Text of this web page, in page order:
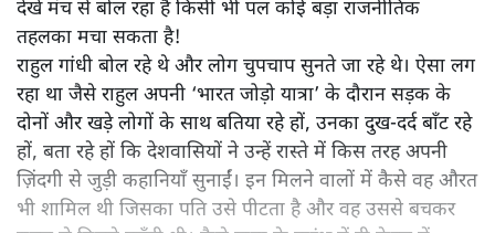
कांग्रेस के किसी भी अखिल भारतीय अधिवेशन के किसी एक सत्र
में इस तरह का सन्नाटा शायद पहले नहीं व्यापा होगा जैसा 26
फ़रवरी 2023 को रायपुर में पसर गया था। देश भर से जमा हुए
कोई पंद्रह हज़ार डेलीगेट्स, इनसे कई गुना ज़्यादा वे जो रायपुर नहीं
पहुँच पाए होंगे और इन सबके साथ वे करोड़ों देशवासी जो टीवी के